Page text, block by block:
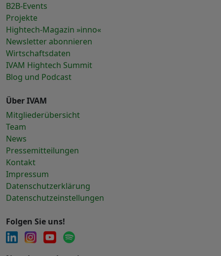
B2B-Events
Projekte
Hightech-Magazin »inno«
Newsletter abonnieren
Wirtschaftsdaten
IVAM Hightech Summit
Blog und Podcast
Über IVAM
Mitgliederübersicht
Team
News
Pressemitteilungen
Kontakt
Impressum
Datenschutzerklärung
Datenschutzeinstellungen
Folgen Sie uns!